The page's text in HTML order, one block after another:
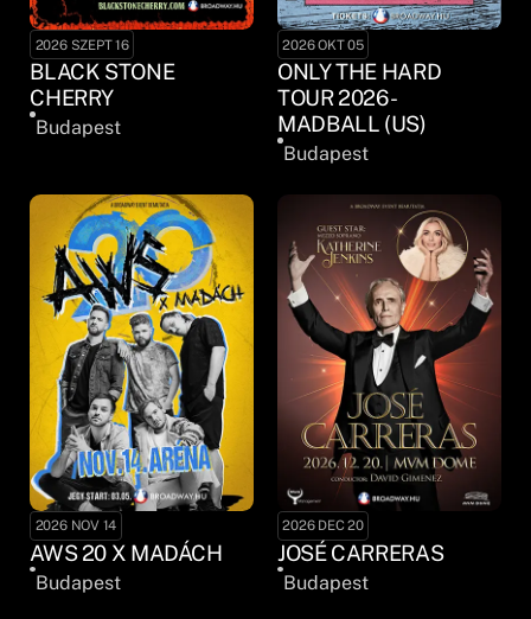
2026 SZEPT 16
BLACK STONE
CHERRY
Budapest
2026 OKT 05
ONLY THE HARD
TOUR 2026 -
MADBALL (US)
Budapest
2026 NOV 14
AWS 20 X MADÁCH
Budapest
2026 DEC 20
JOSÉ CARRERAS
Budapest